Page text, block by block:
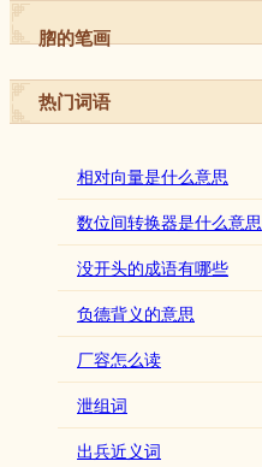
脗的笔画
热门词语
相对向量是什么意思
数位间转换器是什么意思
没开头的成语有哪些
负德背义的意思
厂容怎么读
泄组词
出兵近义词